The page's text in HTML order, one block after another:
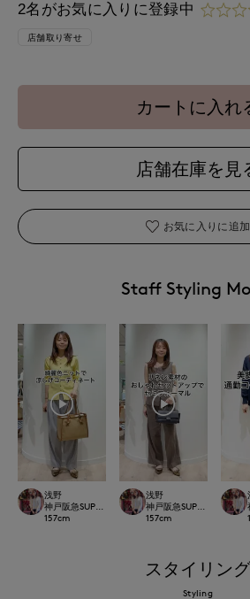
2名がお気に入りに登録中
店舗取り寄せ
カートに入れ
店舗在庫を見
お気に入りに追加
Staff Styling
浅野
神戸阪急SUPERIORCLOSET
157cm
浅野
神戸阪急
157cm
スタイリング
Styling